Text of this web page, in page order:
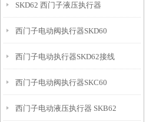
SKD62 西门子液压执行器
西门子电动阀执行器SKD60
西门子电动执行器SKD62接线
西门子电动阀执行器SKC60
西门子电动液压执行器 SKB62